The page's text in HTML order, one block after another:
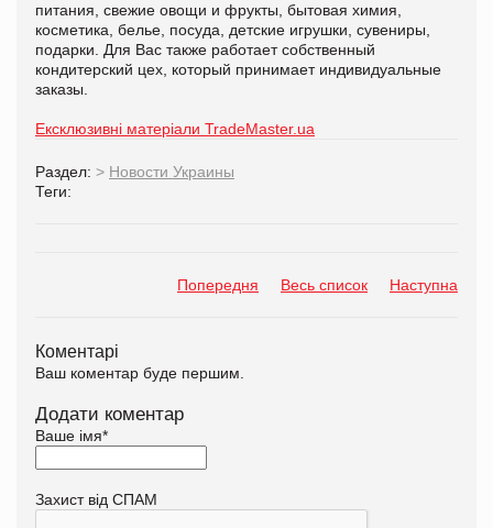
питания, свежие овощи и фрукты, бытовая химия,
косметика, белье, посуда, детские игрушки, сувениры,
подарки. Для Вас также работает собственный
кондитерский цех, который принимает индивидуальные
заказы.
Ексклюзивні матеріали TradeMaster.ua
Раздел: > Новости Украины
Теги:
Попередня Весь список Наступна
Коментарі
Ваш коментар буде першим.
Додати коментар
Ваше імя*
Захист від СПАМ